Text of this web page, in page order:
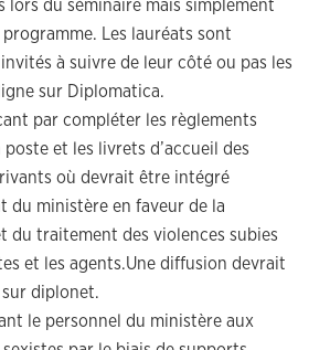
lors du séminaire mais simplement
programme. Les lauréats sont
à suivre de leur côté ou pas les
sur Diplomatica.
par compléter les règlements
et les livrets d’accueil des
où devrait être intégré
du ministère en faveur de la
du traitement des violences subies
et les agents.Une diffusion devrait
diplonet.
le personnel du ministère aux